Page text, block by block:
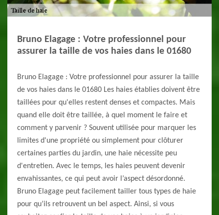
Bruno Elagage : Votre professionnel pour
assurer la taille de vos haies dans le 01680
Bruno Elagage : Votre professionnel pour assurer la taille
de vos haies dans le 01680 Les haies établies doivent être
taillées pour qu'elles restent denses et compactes. Mais
quand elle doit être taillée, à quel moment le faire et
comment y parvenir ? Souvent utilisée pour marquer les
limites d'une propriété ou simplement pour clôturer
certaines parties du jardin, une haie nécessite peu
d'entretien. Avec le temps, les haies peuvent devenir
envahissantes, ce qui peut avoir l’aspect désordonné.
Bruno Elagage peut facilement tailler tous types de haie
pour qu’ils retrouvent un bel aspect. Ainsi, si vous